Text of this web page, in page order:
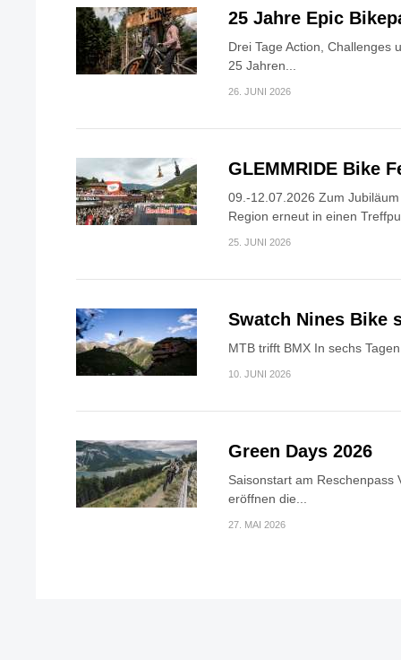
25 Jahre Epic
Drei Tage Action, Challenges
25 Jahren...
26. JUNI 2026
GLEMMRIDE Bike
09.-12.07.2026 Zum
Region erneut in einen
25. JUNI 2026
Swatch Nines Bike
MTB trifft BMX In sechs
10. JUNI 2026
Green Days 2026
Saisonstart am Reschenpass
eröffnen die...
27. MAI 2026